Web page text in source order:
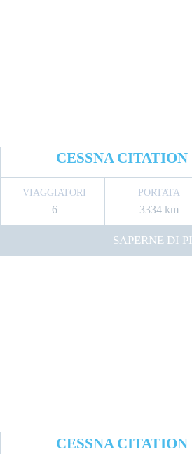
CESSNA
VIAGGIATORI
6
PORTATA
3334 km
SAPERNE DI
CESSNA